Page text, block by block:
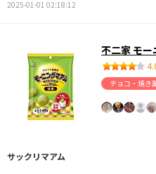
2025-01-01 02:18:12
不二家 モー
チョコ・焼き
サックリマアム